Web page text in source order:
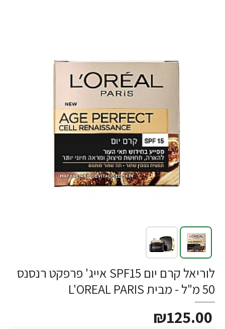
לוריאל קרם יום SPF15 אייג' פרפקט רנסנס
50 מ"ל - מבית L'OREAL PARIS
₪125.00